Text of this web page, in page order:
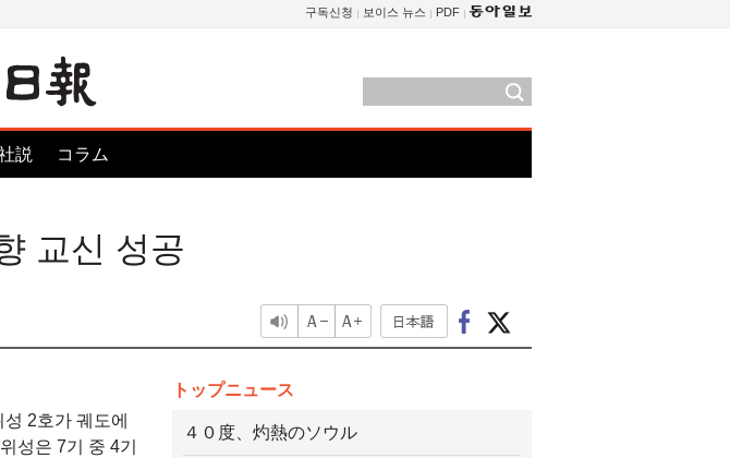
구독신청 보이스 뉴스 PDF
説 コラム
교신 성공
2호가 궤도에
성은 7기 중 4기
トップニュース
４０度、灼熱のソウル